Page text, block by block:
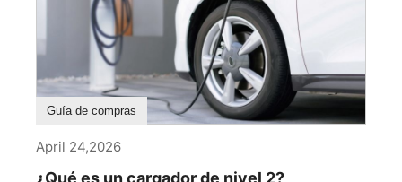
Guía de compras
April 24,2026
¿Qué es un cargador de nivel 2?